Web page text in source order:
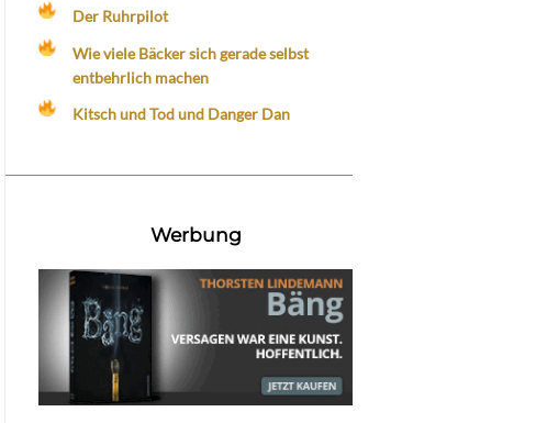
Der Ruhrpilot
Wie viele Bäcker sich gerade selbst
entbehrlich machen
Kitsch und Tod und Danger Dan
Werbung